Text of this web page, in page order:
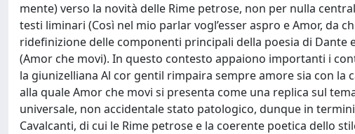
mente) verso la novità delle Rime petrose, non per nulla
testi liminari (Così nel mio parlar vogl’esser aspro e Amor, da
ridefinizione delle componenti principali della poesia di Dante
(Amor che movi). In questo contesto appaiono importanti i
la giunizelliana Al cor gentil rimpaira sempre amore sia con la
alla quale Amor che movi si presenta come una replica sul
universale, non accidentale stato patologico, dunque in
Cavalcanti, di cui le Rime petrose e la coerente poetica dello